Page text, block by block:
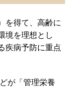
を得て、高齢に
境を理想とし
疾病予防に重点
が「管理栄養